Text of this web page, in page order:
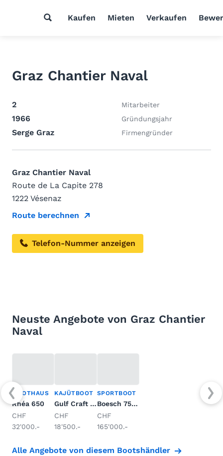
Kaufen Mieten Verkaufen
Graz Chantier Naval
2 Mitarbeiter
1966 Gründungsjahr
Serge Graz Firmengründer
Graz Chantier Naval
Route de La Capite 278
1222 Vésenaz
Route berechnen
Telefon-Nummer anzeigen
Neuste Angebote von Graz Chantier
Naval
PILOTHAUS
Rhéa 650
CHF
32'000.-
KAJÜTBOOT
Gulf Craft 2400 SBC
CHF
18'500.-
SPORTBOOT
Boesch 750 Portofino de Luxe
CHF
165'000.-
Alle Angebote von diesem Bootshändler